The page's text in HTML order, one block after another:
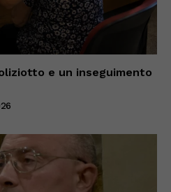
e un inseguimento